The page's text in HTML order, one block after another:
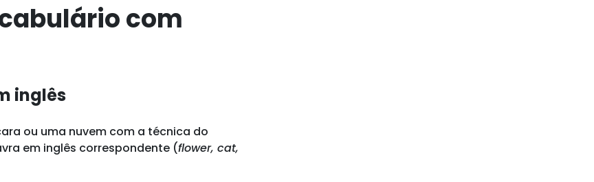
com
inglês
ou uma nuvem com a técnica do
em inglês correspondente (flower, cat,